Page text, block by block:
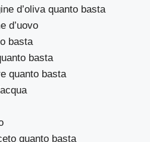
d’oliva quanto basta
d’uovo
basta
basta
quanto basta
quanto basta